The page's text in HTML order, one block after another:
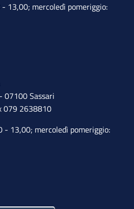
13,00; mercoledì pomeriggio:
07100 Sassari
079 2638810
- 13,00; mercoledì pomeriggio: